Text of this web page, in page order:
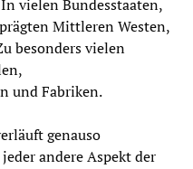
vielen Bundesstaaten,
Mittleren Westen,
besonders vielen
und Fabriken.
genauso
andere Aspekt der